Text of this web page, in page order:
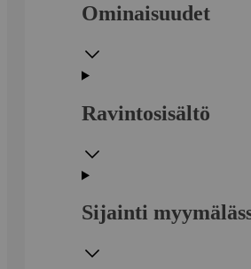
Ominaisuudet
Ravintosisältö
Sijainti